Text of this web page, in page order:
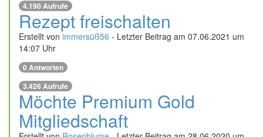
4.190 Aufrufe
Rezept freischalten
Erstellt von immersüß56 - Letzter Beitrag am 07.06.2021 um
14:07 Uhr
0 Antworten
3.426 Aufrufe
Möchte Premium Gold
Mitgliedschaft